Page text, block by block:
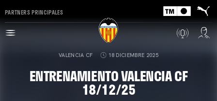
PARTNERS PRINCIPALES
VALENCIA CF 18 DICIEMBRE 2025
ENTRENAMIENTO VALENCIA CF
18/12/25